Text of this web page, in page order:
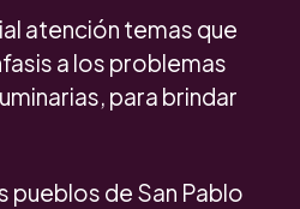
atención temas que
a los problemas
para brindar
de San Pablo